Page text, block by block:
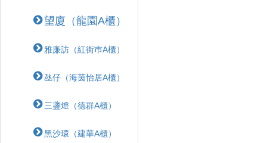
望廈（龍園A櫃）
雅廉訪（紅街巿A櫃）
氹仔（海茵怡居A櫃）
三盞燈（德群A櫃）
黑沙環（建華A櫃）